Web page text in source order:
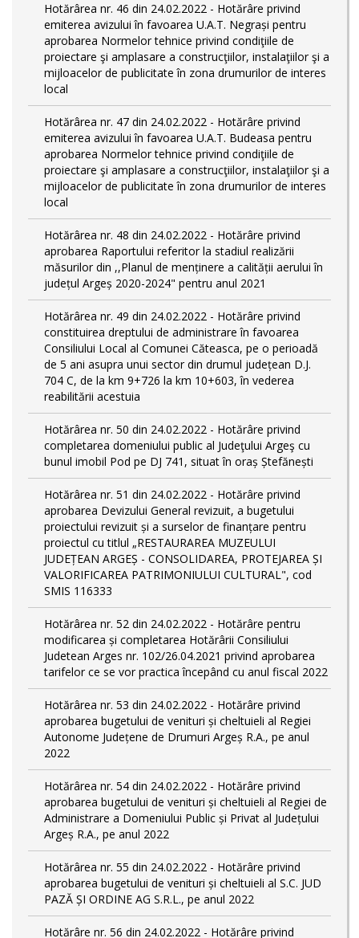
Hotărârea nr. 46 din 24.02.2022 - Hotărâre privind
emiterea avizului în favoarea U.A.T. Negrași pentru
aprobarea Normelor tehnice privind condiţiile de
proiectare şi amplasare a construcţiilor, instalaţiilor şi a
mijloacelor de publicitate în zona drumurilor de interes
local
Hotărârea nr. 47 din 24.02.2022 - Hotărâre privind
emiterea avizului în favoarea U.A.T. Budeasa pentru
aprobarea Normelor tehnice privind condiţiile de
proiectare şi amplasare a construcţiilor, instalaţiilor şi a
mijloacelor de publicitate în zona drumurilor de interes
local
Hotărârea nr. 48 din 24.02.2022 - Hotărâre privind
aprobarea Raportului referitor la stadiul realizării
măsurilor din ,,Planul de menținere a calității aerului în
județul Argeș 2020-2024" pentru anul 2021
Hotărârea nr. 49 din 24.02.2022 - Hotărâre privind
constituirea dreptului de administrare în favoarea
Consiliului Local al Comunei Căteasca, pe o perioadă
de 5 ani asupra unui sector din drumul județean D.J.
704 C, de la km 9+726 la km 10+603, în vederea
reabilitării acestuia
Hotărârea nr. 50 din 24.02.2022 - Hotărâre privind
completarea domeniului public al Judeţului Argeş cu
bunul imobil Pod pe DJ 741, situat în oraș Ștefănești
Hotărârea nr. 51 din 24.02.2022 - Hotărâre privind
aprobarea Devizului General revizuit, a bugetului
proiectului revizuit și a surselor de finanțare pentru
proiectul cu titlul „RESTAURAREA MUZEULUI
JUDEȚEAN ARGEȘ - CONSOLIDAREA, PROTEJAREA ȘI
VALORIFICAREA PATRIMONIULUI CULTURAL", cod
SMIS 116333
Hotărârea nr. 52 din 24.02.2022 - Hotărâre pentru
modificarea și completarea Hotărârii Consiliului
Judetean Arges nr. 102/26.04.2021 privind aprobarea
tarifelor ce se vor practica începând cu anul fiscal 2022
Hotărârea nr. 53 din 24.02.2022 - Hotărâre privind
aprobarea bugetului de venituri și cheltuieli al Regiei
Autonome Județene de Drumuri Argeș R.A., pe anul
2022
Hotărârea nr. 54 din 24.02.2022 - Hotărâre privind
aprobarea bugetului de venituri și cheltuieli al Regiei de
Administrare a Domeniului Public și Privat al Județului
Argeș R.A., pe anul 2022
Hotărârea nr. 55 din 24.02.2022 - Hotărâre privind
aprobarea bugetului de venituri și cheltuieli al S.C. JUD
PAZĂ ȘI ORDINE AG S.R.L., pe anul 2022
Hotărâre nr. 56 din 24.02.2022 - Hotărâre privind